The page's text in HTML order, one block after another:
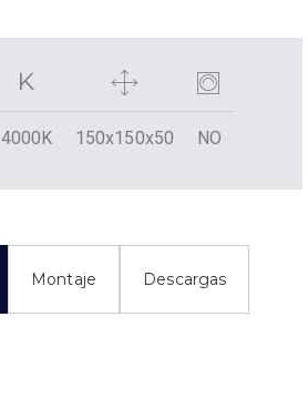
4000K 150x150x50 NO
Montaje Descargas